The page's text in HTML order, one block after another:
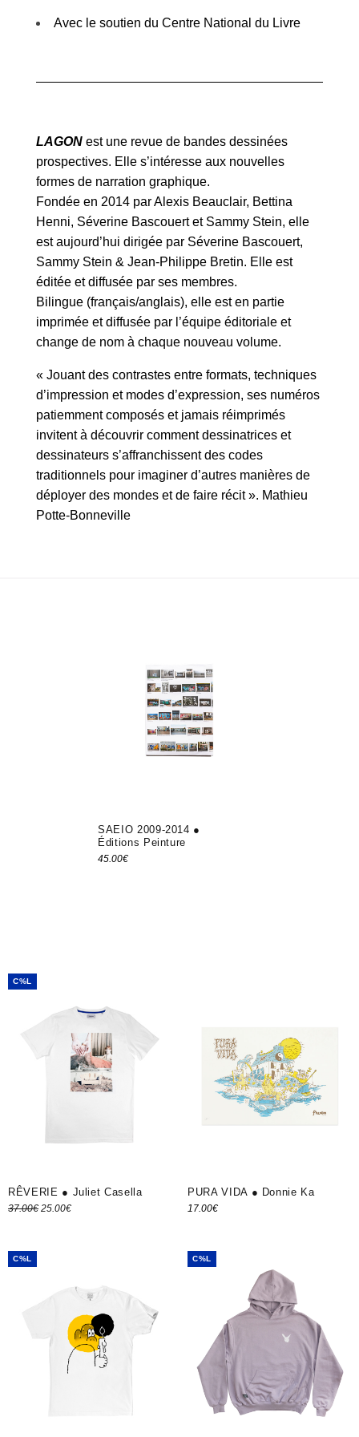
Avec le soutien du Centre National du Livre
LAGONest une revue de bandes dessinées
prospectives. Elle s’intéresse aux nouvelles
formes de narration graphique.
Fondée en 2014 par Alexis Beauclair, Bettina
Henni, Séverine Bascouert et Sammy Stein, elle
est aujourd’hui dirigée par Séverine Bascouert,
Sammy Stein & Jean-Philippe Bretin. Elle est
éditée et diffusée par ses membres.
Bilingue (français/anglais), elle est en partie
imprimée et diffusée par l’équipe éditoriale et
change de nom à chaque nouveau volume.
« Jouant des contrastes entre formats, techniques
d’impression et modes d’expression, ses numéros
patiemment composés et jamais réimprimés
invitent à découvrir comment dessinatrices et
dessinateurs s’affranchissent des codes
traditionnels pour imaginer d’autres manières de
déployer des mondes et de faire récit ». Mathieu
Potte-Bonneville
SAEIO 2009-2014 ●
Éditions Peinture
45.00€
C%L
RÊVERIE ● Juliet Casella
37.00€ Le prix
25.00€Le prix
PURA VIDA ● Donnie Ka
17.00€
C%L C%L